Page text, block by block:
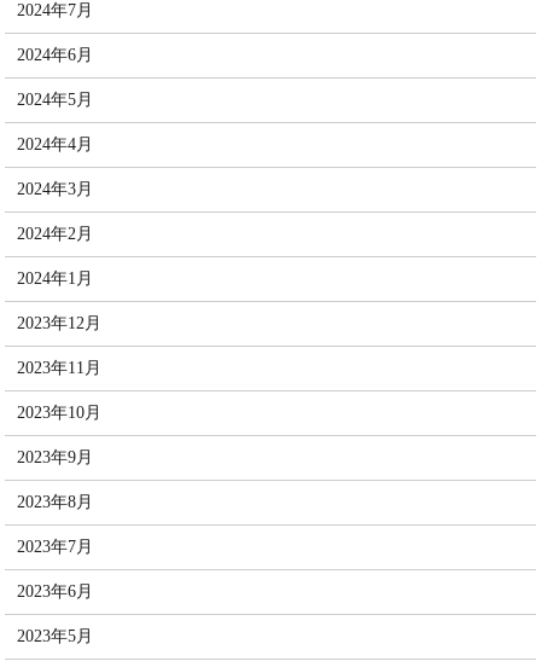
2024年7月
2024年6月
2024年5月
2024年4月
2024年3月
2024年2月
2024年1月
2023年12月
2023年11月
2023年10月
2023年9月
2023年8月
2023年7月
2023年6月
2023年5月